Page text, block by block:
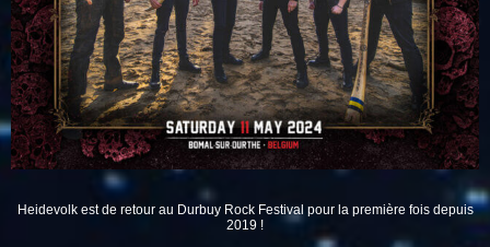
Heidevolkest de retour au Durbuy Rock Festival pour la première fois depuis
2019 !